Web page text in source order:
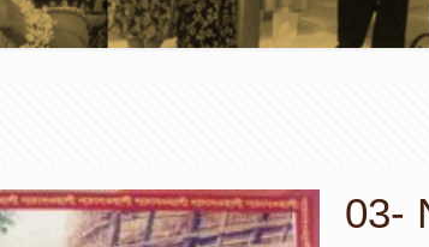
03-